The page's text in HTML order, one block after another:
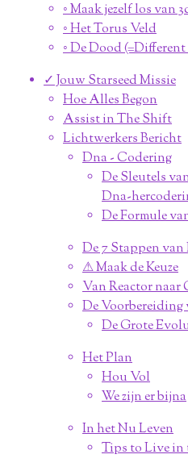
◦ Maak jezelf los van
◦ Het Torus Veld
◦ De Dood
✓ Jouw Starseed Missie
Hoe Alles Begon
Assist in The Shift
Lichtwerkers Bericht
Dna - Codering
De Sleutels
Dna-
De Formule
De 7 Stappen
⚠︎ Maak de Keuze
Van Reactor naar
De Voorbereiding
De Grote
Het Plan
Hou Vol
We zijn er bijna
In het Nu Leven
Tips to Live in